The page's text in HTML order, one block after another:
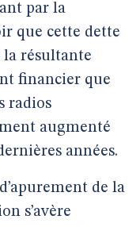
par la
que cette dette
la résultante
financier que
radios
augmenté
années.
de la
s’avère